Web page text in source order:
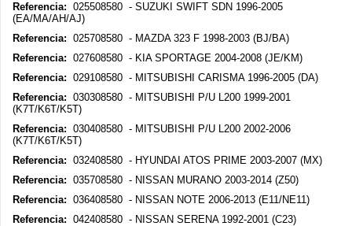
Referencia: 025508580 - SUZUKI SWIFT SDN 1996-2005
(EA/MA/AH/AJ)
Referencia: 025708580 - MAZDA 323 F 1998-2003 (BJ/BA)
Referencia: 027608580 - KIA SPORTAGE 2004-2008 (JE/KM)
Referencia: 029108580 - MITSUBISHI CARISMA 1996-2005 (DA)
Referencia: 030308580 - MITSUBISHI P/U L200 1999-2001
(K7T/K6T/K5T)
Referencia: 030408580 - MITSUBISHI P/U L200 2002-2006
(K7T/K6T/K5T)
Referencia: 032408580 - HYUNDAI ATOS PRIME 2003-2007 (MX)
Referencia: 035708580 - NISSAN MURANO 2003-2014 (Z50)
Referencia: 036408580 - NISSAN NOTE 2006-2013 (E11/NE11)
Referencia: 042408580 - NISSAN SERENA 1992-2001 (C23)